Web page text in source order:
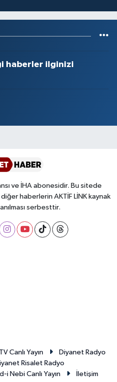
haberler ilginizi
ve İHA abonesidir. Bu sitede
haberlerin AKTİF LİNK kaynak
serbesttir.
Canlı Yayın
Diyanet Radyo
Risalet Radyo
i Nebi Canlı Yayın
İletişim